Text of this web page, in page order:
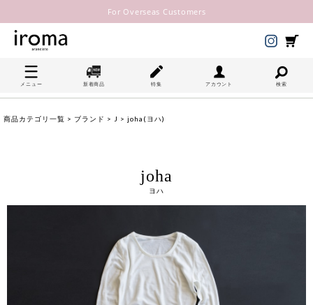
For Overseas Customers
メニュー 新着商品 特集 アカウント 検索
商品カテゴリ一覧 > ブランド > J > joha(ヨハ)
joha
ヨハ